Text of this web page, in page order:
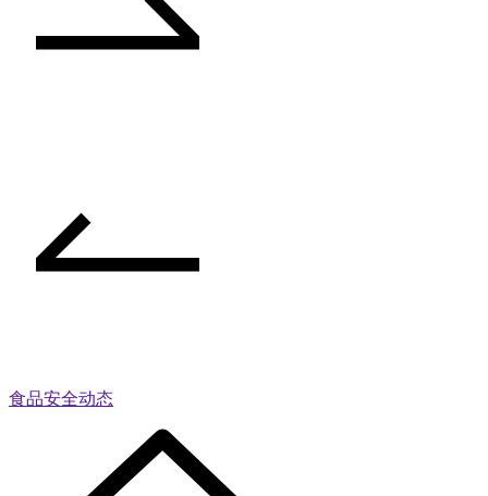
食品安全动态